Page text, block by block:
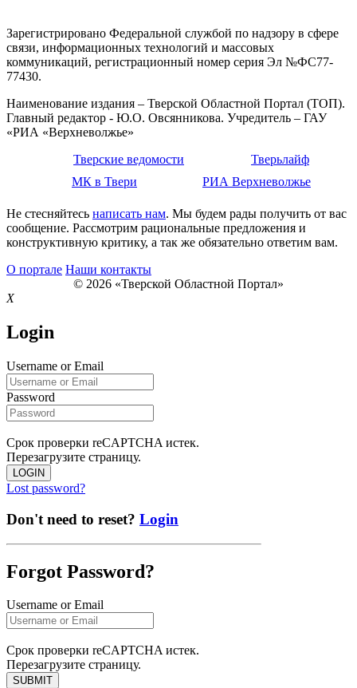
Зарегистрировано Федеральной службой по надзору в сфере
связи, информационных технологий и массовых
коммуникаций, регистрационный номер серия Эл №ФС77-
77430.
Наименование издания – Тверской Областной Портал (ТОП).
Главный редактор - Ю.О. Овсянникова. Учредитель – ГАУ
«РИА «Верхневолжье»
Тверские ведомости
Тверьлайф
МК в Твери
РИА Верхневолжье
Не стесняйтесь написать нам. Мы будем рады получить от вас
сообщение. Рассмотрим рациональные предложения и
конструктивную критику, а так же обязательно ответим вам.
О портале Наши контакты
© 2026 «Тверской Областной Портал»
X
Login
Username or Email
Password
Срок проверки reCAPTCHA истек.
Перезагрузите страницу.
LOGIN
Lost password?
Don't need to reset? Login
Forgot Password?
Username or Email
Срок проверки reCAPTCHA истек.
Перезагрузите страницу.
SUBMIT